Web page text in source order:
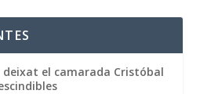
deixat el camarada Cristóbal